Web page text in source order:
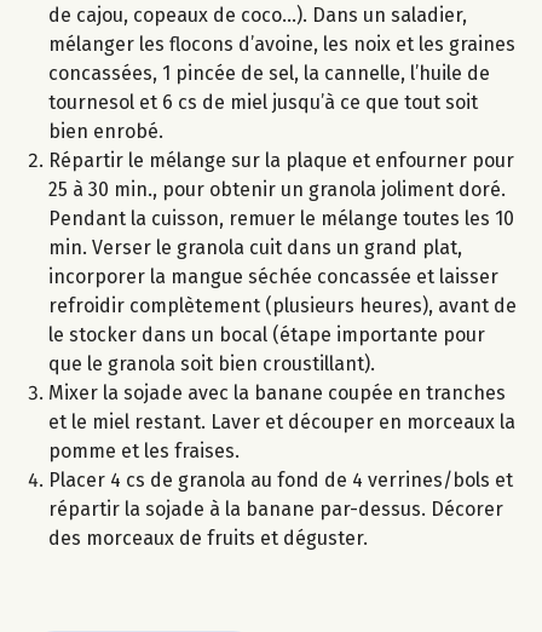
de cajou, copeaux de coco...). Dans un saladier,
mélanger les flocons d’avoine, les noix et les graines
concassées, 1 pincée de sel, la cannelle, l’huile de
tournesol et 6 cs de miel jusqu’à ce que tout soit
bien enrobé.
Répartir le mélange sur la plaque et enfourner pour
25 à 30 min., pour obtenir un granola joliment doré.
Pendant la cuisson, remuer le mélange toutes les 10
min. Verser le granola cuit dans un grand plat,
incorporer la mangue séchée concassée et laisser
refroidir complètement (plusieurs heures), avant de
le stocker dans un bocal (étape importante pour
que le granola soit bien croustillant).
Mixer la sojade avec la banane coupée en tranches
et le miel restant. Laver et découper en morceaux la
pomme et les fraises.
Placer 4 cs de granola au fond de 4 verrines/bols et
répartir la sojade à la banane par-dessus. Décorer
des morceaux de fruits et déguster.